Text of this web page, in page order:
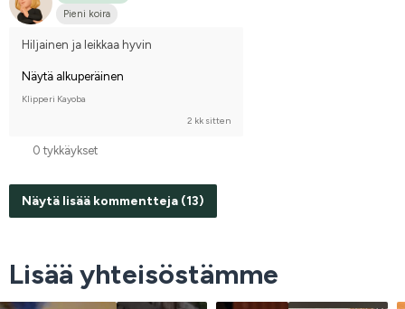
Pieni koira
Hiljainen ja leikkaa hyvin
Näytä alkuperäinen
Klipperi Kayoba
2 kk sitten
0 tykkäykset
Näytä lisää kommentteja (13)
Lisää yhteisöstämme